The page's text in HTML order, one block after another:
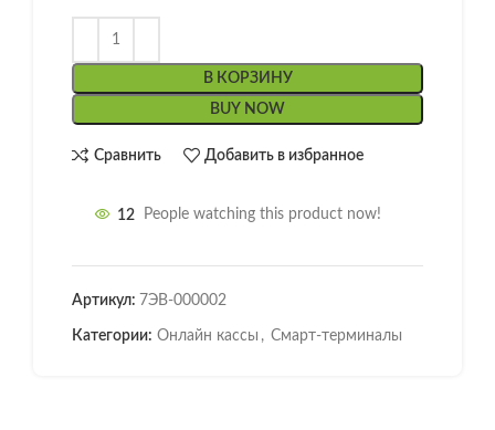
В КОРЗИНУ
BUY NOW
Сравнить Добавить в избранное
12 People watching this product now!
Артикул: 7ЭВ-000002
Категории: Онлайн кассы , Смарт-терминалы